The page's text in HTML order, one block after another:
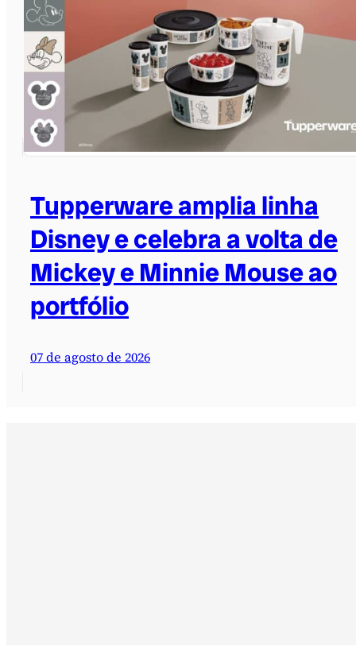
Tupperware amplia linha
Disney e celebra a volta de
Mickey e Minnie Mouse ao
portfólio
07 de agosto de 2026